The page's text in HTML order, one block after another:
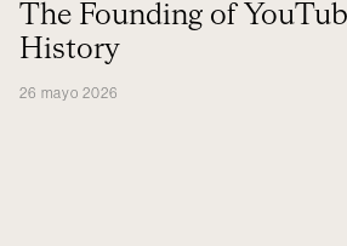
The Founding of
History
26 mayo 2026